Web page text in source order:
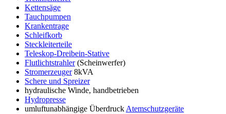
Kettensäge
Tauchpumpen
Krankentrage
Schleifkorb
Steckleiterteile
Teleskop-Dreibein-Stative
Flutlichtstrahler(Scheinwerfer)
Stromerzeuger8kVA
Schere und Spreizer
hydraulische Winde, handbetrieben
Hydropresse
umluftunabhängige Überdruck Atemschutzgeräte